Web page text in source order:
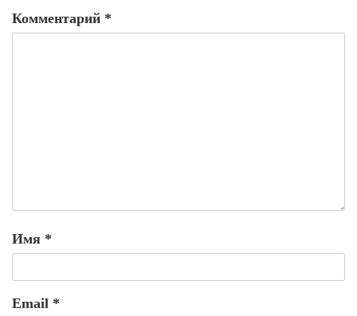
Комментарий *
Имя *
Email *